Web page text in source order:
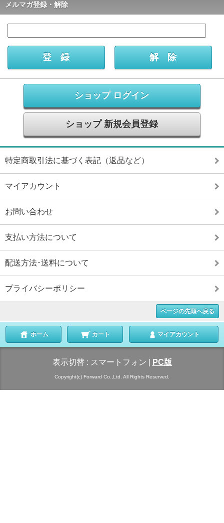
メルマガ登録・解除
ショップ ログイン
ショップ 新規会員登録
特定商取引法に基づく表記（返品など）
マイアカウント
お問い合わせ
支払い方法について
配送方法･送料について
プライバシーポリシー
ページの先頭へ戻る
ホーム カート マイアカウント
表示切替 : スマートフォン PC版
Copyright(c) Forward Co.,Ltd. All Rights Reserved.